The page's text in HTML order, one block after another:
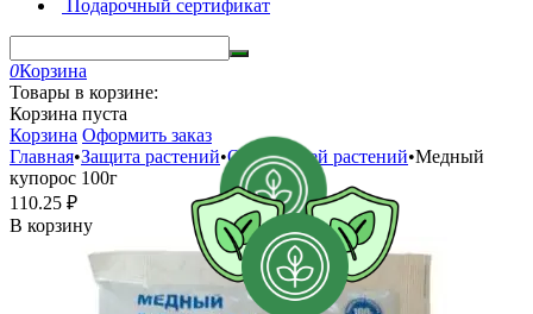
Подарочный сертификат
0Корзина
Товары в корзине:
Корзина пуста
Корзина Оформить заказ
Главная•Защита растений•От болезней растений•Медный
купорос 100г
110.25 ₽
В корзину